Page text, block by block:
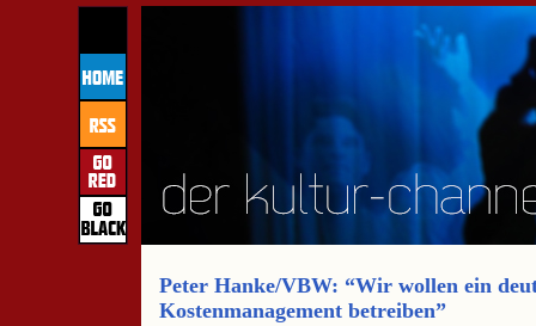
Peter Hanke/VBW: “Wir wollen ein
Kostenmanagement betreiben”